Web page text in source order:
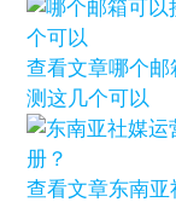
查看文章哪个
测这几个可以
查看文章东南